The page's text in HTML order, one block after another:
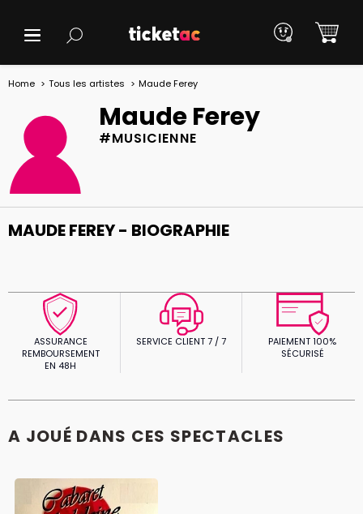
Home Tous les artistes Maude Ferey
Maude Ferey
#MUSICIENNE
MAUDE FEREY - BIOGRAPHIE
ASSURANCE
REMBOURSEMENT
EN 48H
SERVICE CLIENT 7 / 7
PAIEMENT 100%
SÉCURISÉ
A JOUÉ DANS CES SPECTACLES